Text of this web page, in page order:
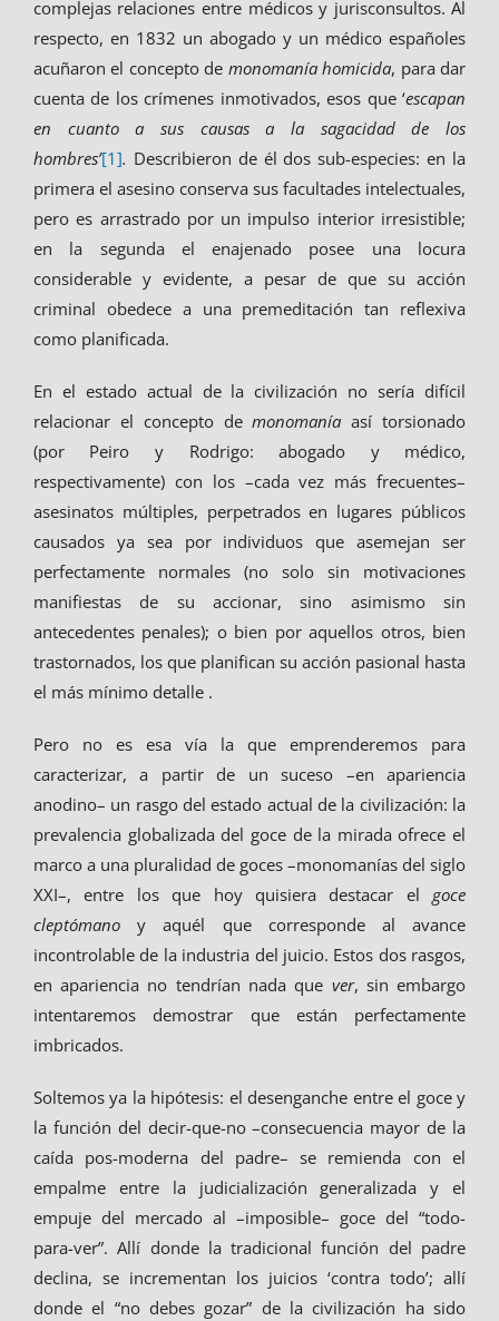
complejas relaciones entre médicos y jurisconsultos. Al
respecto, en 1832 un abogado y un médico españoles
acuñaron el concepto de monomanía homicida, para dar
cuenta de los crímenes inmotivados, esos que ‘escapan
en cuanto a sus causas a la sagacidad de los
hombres’[1]. Describieron de él dos sub-especies: en la
primera el asesino conserva sus facultades intelectuales,
pero es arrastrado por un impulso interior irresistible;
en la segunda el enajenado posee una locura
considerable y evidente, a pesar de que su acción
criminal obedece a una premeditación tan reflexiva
como planificada.
En el estado actual de la civilización no sería difícil
relacionar el concepto demonomanía así torsionado
(por Peiro y Rodrigo: abogado y médico,
respectivamente) con los –cada vez más frecuentes–
asesinatos múltiples, perpetrados en lugares públicos
causados ya sea por individuos que asemejan ser
perfectamente normales (no solo sin motivaciones
manifiestas de su accionar, sino asimismo sin
antecedentes penales); o bien por aquellos otros, bien
trastornados, los que planifican su acción pasional hasta
el más mínimo detalle .
Pero no es esa vía la que emprenderemos para
caracterizar, a partir de un suceso –en apariencia
anodino– un rasgo del estado actual de la civilización: la
prevalencia globalizada del goce de la mirada ofrece el
marco a una pluralidad de goces –monomanías del siglo
XXI–, entre los que hoy quisiera destacar elgoce
cleptómanoy aquél que corresponde al avance
incontrolable de la industria del juicio. Estos dos rasgos,
en apariencia no tendrían nada que ver, sin embargo
intentaremos demostrar que están perfectamente
imbricados.
Soltemos ya la hipótesis: el desenganche entre el goce y
la función del decir-que-no –consecuencia mayor de la
caída pos-moderna del padre– se remienda con el
empalme entre la judicialización generalizada y el
empuje del mercado al –imposible– goce del “todo-
para-ver”. Allí donde la tradicional función del padre
declina, se incrementan los juicios ‘contra todo’; allí
donde el “no debes gozar” de la civilización ha sido